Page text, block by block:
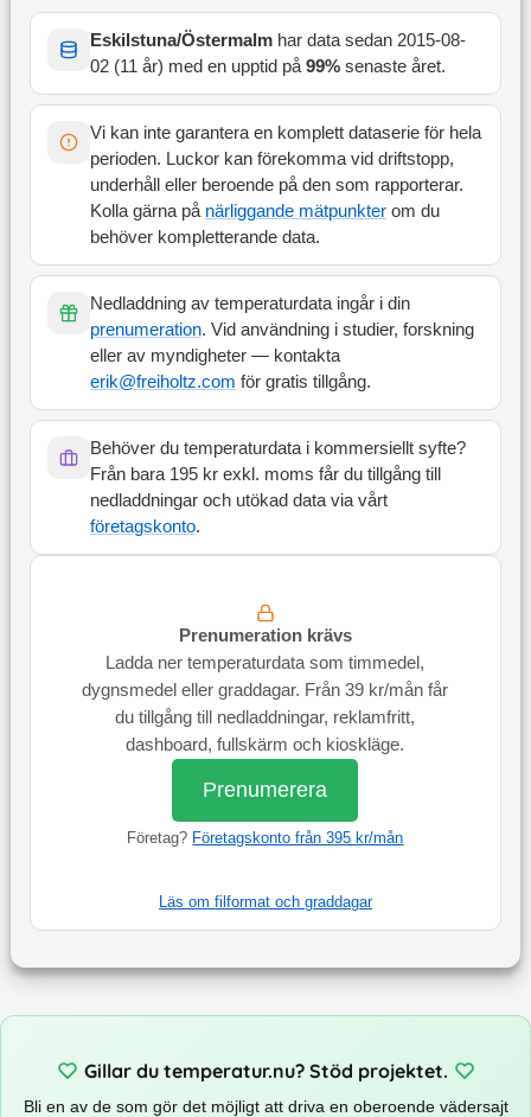
Eskilstuna/Östermalmhar data sedan 2015-08-
02(11 år) med en upptid på99% senaste året.
Vi kan inte garantera en komplett dataserie för hela
perioden. Luckor kan förekomma vid driftstopp,
underhåll eller beroende på den som rapporterar.
Kolla gärna på närliggande mätpunkterom du
behöver kompletterande data.
Nedladdning av temperaturdata ingår i din
prenumeration. Vid användning i studier, forskning
eller av myndigheter — kontakta
erik@freiholtz.com för gratis tillgång.
Behöver du temperaturdata i kommersiellt syfte?
Från bara 195 kr exkl. moms får du tillgång till
nedladdningar och utökad data via vårt
företagskonto.
Prenumeration krävs
Ladda ner temperaturdata som timmedel,
dygnsmedel eller graddagar. Från 39 kr/mån får
du tillgång till nedladdningar, reklamfritt,
dashboard, fullskärm och kioskläge.
Prenumerera
Företag? Företagskonto från 395 kr/mån
Läs om filformat och graddagar
Gillar du temperatur.nu? Stöd projektet.
Bli en av de som gör det möjligt att driva en oberoende vädersajt